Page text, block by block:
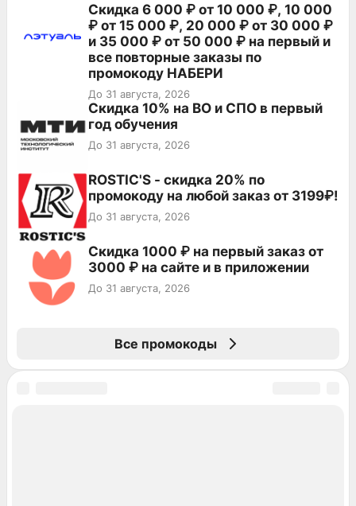
Скидка 6 000 ₽ от 10 000 ₽, 10 000
₽ от 15 000 ₽, 20 000 ₽ от 30 000 ₽
и 35 000 ₽ от 50 000 ₽ на первый и
все повторные заказы по
промокоду НАБЕРИ
До 31 августа, 2026
Скидка 10% на ВО и СПО в первый
год обучения
До 31 августа, 2026
ROSTIC'S - скидка 20% по
промокоду на любой заказ от 3199₽!
До 31 августа, 2026
Скидка 1000 ₽ на первый заказ от
3000 ₽ на сайте и в приложении
До 31 августа, 2026
Все промокоды